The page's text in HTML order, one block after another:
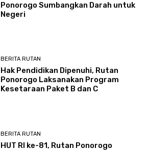
Ponorogo Sumbangkan Darah untuk
Negeri
BERITA RUTAN
Hak Pendidikan Dipenuhi, Rutan
Ponorogo Laksanakan Program
Kesetaraan Paket B dan C
BERITA RUTAN
HUT RI ke-81, Rutan Ponorogo